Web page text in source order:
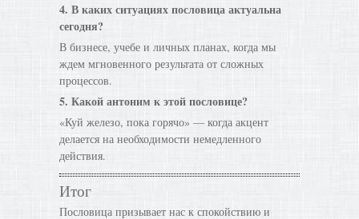
4. В каких ситуациях пословица актуальна
сегодня?
В бизнесе, учебе и личных планах, когда мы
ждем мгновенного результата от сложных
процессов.
5. Какой антоним к этой пословице?
«Куй железо, пока горячо» — когда акцент
делается на необходимости немедленного
действия.
Итог
Пословица призывает нас к спокойствию и